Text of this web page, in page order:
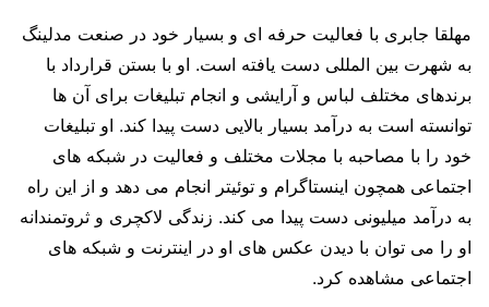
مهلقا جابری با فعالیت حرفه ای و بسیار خود در صنعت مدلینگ
به شهرت بین المللی دست یافته است. او با بستن قرارداد با
برندهای مختلف لباس و آرایشی و انجام تبلیغات برای آن ها
توانسته است به درآمد بسیار بالایی دست پیدا کند. او تبلیغات
خود را با مصاحبه با مجلات مختلف و فعالیت در شبکه های
اجتماعی همچون اینستاگرام و توئیتر انجام می دهد و از این راه
به درآمد میلیونی دست پیدا می کند. زندگی لاکچری و ثروتمندانه
او را می توان با دیدن عکس های او در اینترنت و شبکه های
اجتماعی مشاهده کرد.